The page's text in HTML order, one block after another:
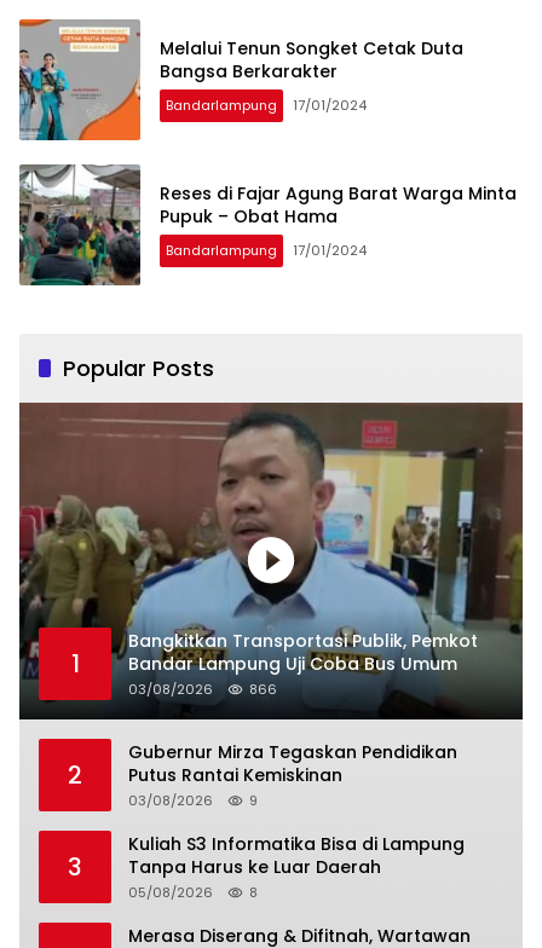
Melalui Tenun Songket Cetak Duta
Bangsa Berkarakter
Bandarlampung 17/01/2024
Reses di Fajar Agung Barat Warga Minta
Pupuk – Obat Hama
Bandarlampung 17/01/2024
Popular Posts
1
Bangkitkan Transportasi Publik, Pemkot
Bandar Lampung Uji Coba Bus Umum
03/08/2026 866
2
Gubernur Mirza Tegaskan Pendidikan
Putus Rantai Kemiskinan
03/08/2026 9
3
Kuliah S3 Informatika Bisa di Lampung
Tanpa Harus ke Luar Daerah
05/08/2026 8
Merasa Diserang & Difitnah, Wartawan